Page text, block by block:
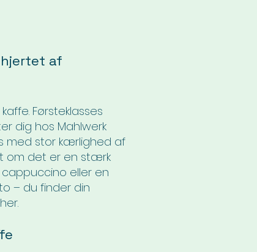
af
Førsteklasses
dig hos Mahlwerk
med stor kærlighed af
om det er en stærk
eller en
– du finder din